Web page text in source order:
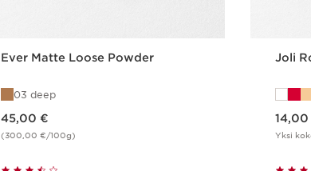
Ever Matte Loose Powder
03 deep
45,00 €
(300,00 €/100g)
Joli
14,00
Yksi